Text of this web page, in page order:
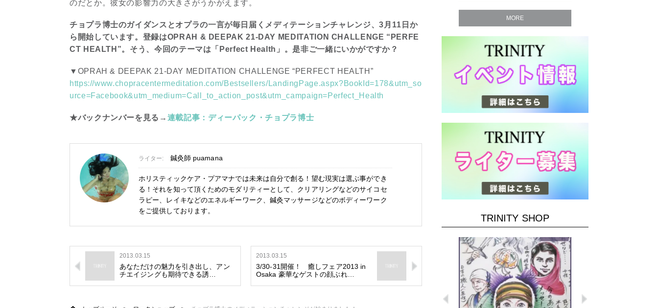
のだとか。彼女の影響力の大きさがうかがえます。
チョプラ博士のガイダンスとオプラの一言が毎日届くメディテーションチャレンジ、3月11日か
ら開始しています。登録はOPRAH & DEEPAK 21-DAY MEDITATION CHALLENGE “PERFE
CT HEALTH”。そう、今回のテーマは「Perfect Health」。是非ご一緒にいかがですか？
▼OPRAH & DEEPAK 21-DAY MEDITATION CHALLENGE “PERFECT HEALTH”
https://www.chopracentermeditation.com/Bestsellers/LandingPage.aspx?BookId=178&utm_so
urce=Facebook&utm_medium=Call_to_action_post&utm_campaign=Perfect_Health
★バックナンバーを見る→ 連載記事：ディーパック・チョプラ博士
ライター: 鍼灸師 puamana
ホリスティックケア・プアマナでは未来は自分で創る！望む現実は選ぶ事ができ
る！それを知って頂くためのモダリティーとして、クリアリングなどのサイコセ
ラピー、レイキなどのエネルギーワーク、鍼灸マッサージなどのボディーワーク
をご提供しております。
2013.03.15
あなただけの魅力を引き出し、アン
チエイジングも期待できる誘…
2013.03.15
3/30-31開催！ 癒しフェア2013 in
Osaka 豪華なゲストの顔ぶれ…
MORE
TRINITY SHOP
Previous